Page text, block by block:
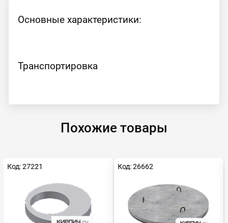
Основные характеристики:
Транспортировка
Похожие товары
Код: 27221 Код: 26662